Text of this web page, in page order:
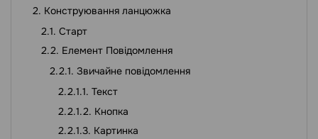
Конструювання ланцюжка
Старт
Елемент Повідомлення
Звичайне повідомлення
Текст
Кнопка
Картинка